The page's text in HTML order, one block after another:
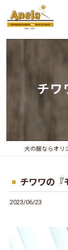
チワ
チワワの
2023/06/23